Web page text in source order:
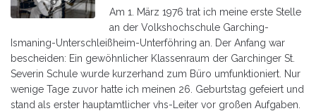
Am 1. März 1976 trat ich meine erste Stelle
an der Volkshochschule Garching-
Ismaning-Unterschleißheim-Unterföhring an. Der Anfang war
bescheiden: Ein gewöhnlicher Klassenraum der Garchinger St.
Severin Schule wurde kurzerhand zum Büro umfunktioniert. Nur
wenige Tage zuvor hatte ich meinen 26. Geburtstag gefeiert und
stand als erster hauptamtlicher vhs-Leiter vor großen Aufgaben.